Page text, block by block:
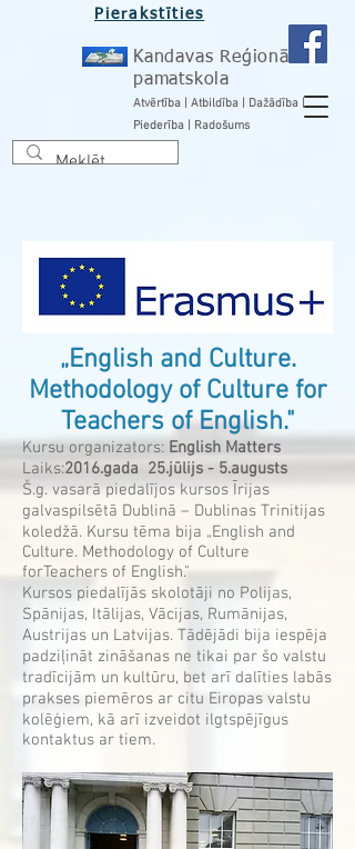
Pierakstīties
Kandavas Reģionālā
pamatskola
Atvērtība | Atbildība | Dažādība |
Piederība | Radošums
„English and Culture.
Methodology of Culture fo​r
Teachers of English."
Kursu organizators: English Matters
Laiks:2016.gada 25.jūlijs - 5.augusts
Š.g. vasarā piedalījos kursos Īrijas
galvaspilsētā Dublinā – Dublinas Trinitijas
koledžā. Kursu tēma bija „English and
Culture. Methodology of Culture
forTeachers of English."
Kursos piedalījās skolotāji no Polijas,
Spānijas, Itālijas, Vācijas, Rumānijas,
Austrijas un Latvijas. Tādējādi bija iespēja
padziļināt zināšanas ne tikai par šo valstu
tradīcijām un kultūru, bet arī dalīties labās
prakses piemēros ar citu Eiropas valstu
kolēģiem, kā arī izveidot ilgtspējīgus
kontaktus ar tiem.